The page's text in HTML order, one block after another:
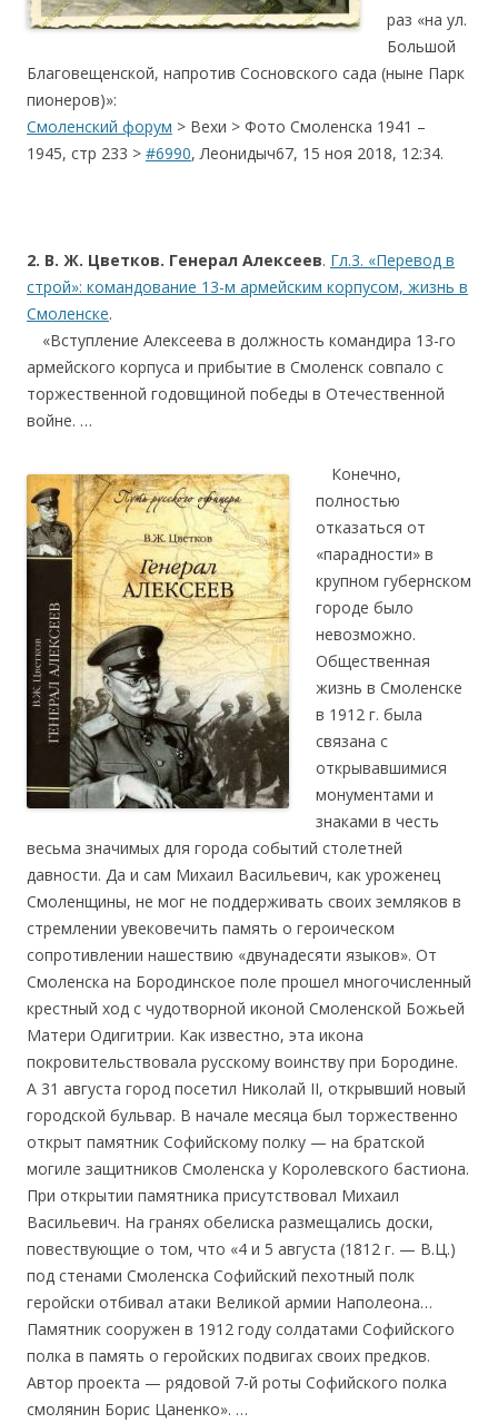
раз «на ул.
Большой
Благовещенской, напротив Сосновского сада (ныне Парк
пионеров)»:
Смоленский форум > Вехи > Фото Смоленска 1941 –
1945, стр 233 > #6990, Леонидыч67, 15 ноя 2018, 12:34.
2. В. Ж. Цветков. Генерал Алексеев. Гл.3. «Перевод в
строй»: командование 13-м армейским корпусом, жизнь в
Смоленске.
«Вступление Алексеева в должность командира 13-го
армейского корпуса и прибытие в Смоленск совпало с
торжественной годовщиной победы в Отечественной
войне. …
Конечно,
полностью
отказаться от
«парадности» в
крупном губернском
городе было
невозможно.
Общественная
жизнь в Смоленске
в 1912 г. была
связана с
открывавшимися
монументами и
знаками в честь
весьма значимых для города событий столетней
давности. Да и сам Михаил Васильевич, как уроженец
Смоленщины, не мог не поддерживать своих земляков в
стремлении увековечить память о героическом
сопротивлении нашествию «двунадесяти языков». От
Смоленска на Бородинское поле прошел многочисленный
крестный ход с чудотворной иконой Смоленской Божьей
Матери Одигитрии. Как известно, эта икона
покровительствовала русскому воинству при Бородине.
А 31 августа город посетил Николай II, открывший новый
городской бульвар. В начале месяца был торжественно
открыт памятник Софийскому полку — на братской
могиле защитников Смоленска у Королевского бастиона.
При открытии памятника присутствовал Михаил
Васильевич. На гранях обелиска размещались доски,
повествующие о том, что «4 и 5 августа (1812 г. — В.Ц.)
под стенами Смоленска Софийский пехотный полк
геройски отбивал атаки Великой армии Наполеона…
Памятник сооружен в 1912 году солдатами Софийского
полка в память о геройских подвигах своих предков.
Автор проекта — рядовой 7-й роты Софийского полка
смолянин Борис Цаненко». …